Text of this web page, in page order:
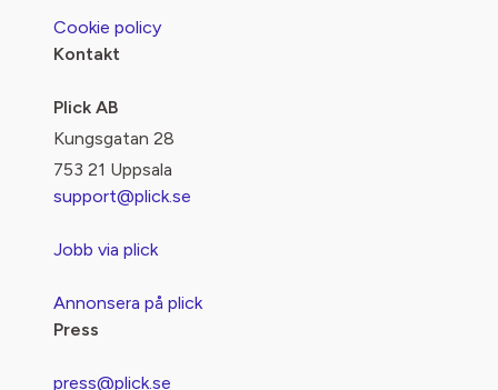
Cookie policy
Kontakt
Plick AB
Kungsgatan 28
753 21 Uppsala
support@plick.se
Jobb via plick
Annonsera på plick
Press
press@plick.se